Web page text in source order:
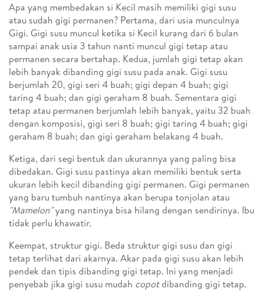
Apa yang membedakan si Kecil masih memiliki gigi susu
atau sudah gigi permanen? Pertama, dari usia munculnya
Gigi. Gigi susu muncul ketika si Kecil kurang dari 6 bulan
sampai anak usia 3 tahun nanti muncul gigi tetap atau
permanen secara bertahap. Kedua, jumlah gigi tetap akan
lebih banyak dibanding gigi susu pada anak. Gigi susu
berjumlah 20, gigi seri 4 buah; gigi depan 4 buah; gigi
taring 4 buah; dan gigi geraham 8 buah. Sementara gigi
tetap atau permanen berjumlah lebih banyak, yaitu 32 buah
dengan komposisi, gigi seri 8 buah; gigi taring 4 buah; gigi
geraham 8 buah; dan gigi geraham belakang 4 buah.
Ketiga, dari segi bentuk dan ukurannya yang paling bisa
dibedakan. Gigi susu pastinya akan memiliki bentuk serta
ukuran lebih kecil dibanding gigi permanen. Gigi permanen
yang baru tumbuh nantinya akan berupa tonjolan atau
"Mamelon"yang nantinya bisa hilang dengan sendirinya. Ibu
tidak perlu khawatir.
Keempat, struktur gigi. Beda struktur gigi susu dan gigi
tetap terlihat dari akarnya. Akar pada gigi susu akan lebih
pendek dan tipis dibanding gigi tetap. Ini yang menjadi
penyebab jika gigi susu mudah copotdibanding gigi tetap.